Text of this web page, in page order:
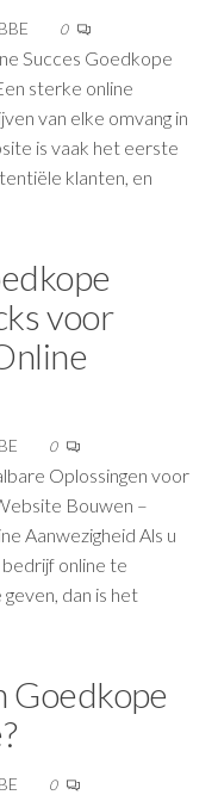
0
Succes Goedkope
sterke online
van elke omvang in
is vaak het eerste
klanten, en
voor
0
Oplossingen voor
Bouwen –
Aanwezigheid Als u
online te
dan is het
Goedkope
0